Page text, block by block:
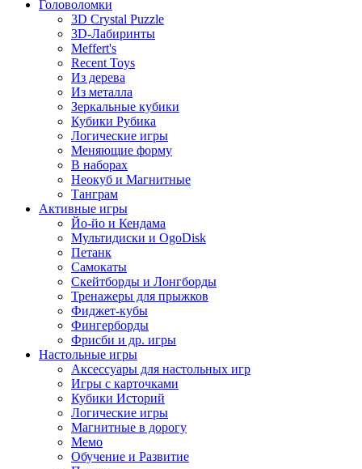
Головоломки
3D Crystal Puzzle
3D-Лабиринты
Meffert's
Recent Toys
Из дерева
Из металла
Зеркальные кубики
Кубики Рубика
Логические игры
Меняющие форму
В наборах
Неокуб и Магнитные
Танграм
Активные игры
Йо-йо и Кендама
Мультидиски и OgoDisk
Петанк
Самокаты
Скейтборды и Лонгборды
Тренажеры для прыжков
Фиджет-кубы
Фингерборды
Фрисби и др. игры
Настольные игры
Аксессуары для настольных игр
Игры с карточками
Кубики Историй
Логические игры
Магнитные в дорогу
Мемо
Обучение и Развитие